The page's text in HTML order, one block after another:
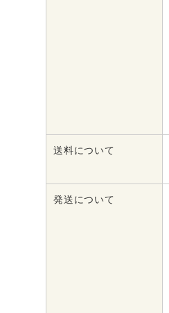
送料について
発送について